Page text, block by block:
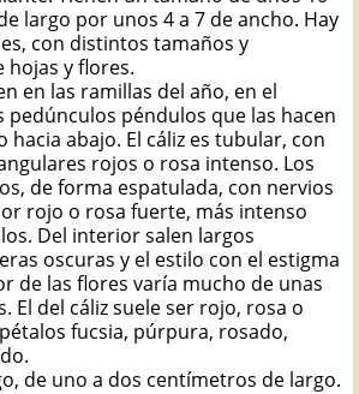
largo por unos 4 a 7 de ancho. Hay
con distintos tamaños y
hojas y flores.
en las ramillas del año, en el
pedúnculos péndulos que las hacen
hacia abajo. El cáliz es tubular, con
rojos o rosa intenso. Los
de forma espatulada, con nervios
rojo o rosa fuerte, más intenso
Del interior salen largos
oscuras y el estilo con el estigma
de las flores varía mucho de unas
El del cáliz suele ser rojo, rosa o
fucsia, púrpura, rosado,
de uno a dos centímetros de largo.